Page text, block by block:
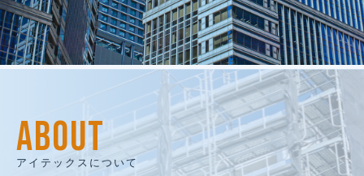
建物再生で
技術と品質で人と地域の未来を守る
「建物再生のプロフェッショナル」として、
社会に必要とされ続ける企業を目指します。
ABOUT
アイテックスについて